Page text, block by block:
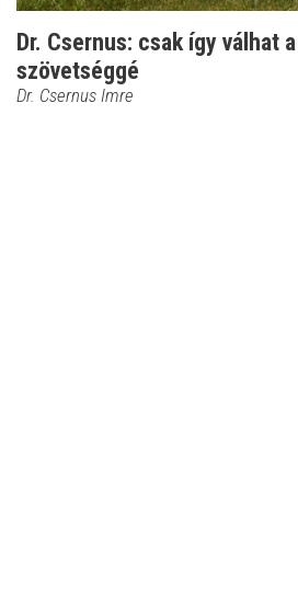
Dr. Csernus: csak így válhat
szövetséggé
Dr. Csernus Imre